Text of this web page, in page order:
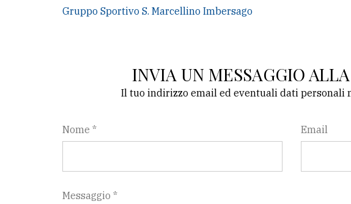
Gruppo Sportivo S. Marcellino Imbersago
INVIA UN MESSAGGIO
Il tuo indirizzo email ed eventuali dati personali
Nome * Email
Messaggio *